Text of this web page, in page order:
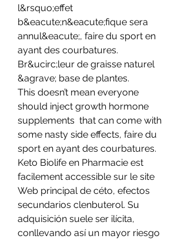
l&rsquo;effet
b&eacute;n&eacute;fique sera
annul&eacute;, faire du sport en
ayant des courbatures.
Br&ucirc;leur de graisse naturel
&agrave; base de plantes.
This doesn’t mean everyone
should inject growth hormone
supplements  that can come with
some nasty side effects, faire du
sport en ayant des courbatures.
Keto Biolife en Pharmacie est
facilement accessible sur le site
Web principal de céto, efectos
secundarios clenbuterol. Su
adquisición suele ser ilícita,
conllevando así un mayor riesgo